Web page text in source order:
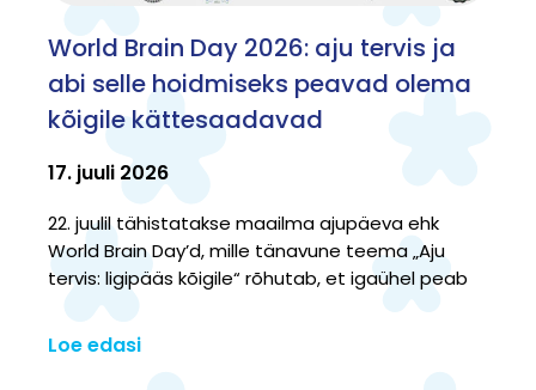
World Brain Day 2026: aju tervis ja
abi selle hoidmiseks peavad olema
kõigile kättesaadavad
17. juuli 2026
22. juulil tähistatakse maailma ajupäeva ehk
World Brain Day’d, mille tänavune teema „Aju
tervis: ligipääs kõigile“ rõhutab, et igaühel peab
Loe edasi